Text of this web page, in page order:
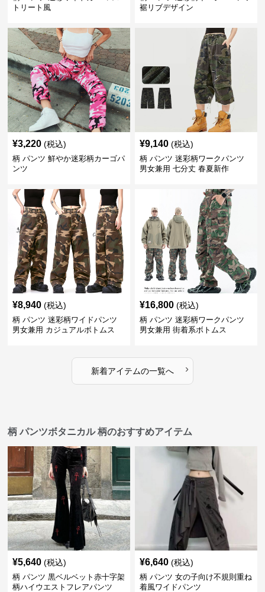
トリート風
裾リブデザイン
¥3,220 (税込)
柄 パンツ 鮮やか迷彩柄カーゴパ
ンツ
¥9,140 (税込)
柄 パンツ 迷彩柄ワークパンツ
男女兼用 七分丈 春夏新作
¥8,940 (税込)
柄 パンツ 迷彩柄ワイドパンツ
男女兼用 カジュアルボトムス
¥16,800 (税込)
柄 パンツ 迷彩柄ワークパンツ
男女兼用 街着系ボトムス
新着アイテムの一覧へ ›
柄 パンツボタニカル 柄のおすすめアイテム
¥5,640 (税込)
柄 パンツ 黒ベルベット赤十字架
柄ハイウエストフレアパンツ
¥6,640 (税込)
柄 パンツ 女の子向け不規則重ね
着風ワイドパンツ